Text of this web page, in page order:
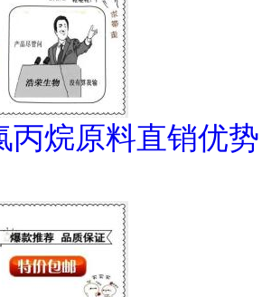
丙烷原料直销优势